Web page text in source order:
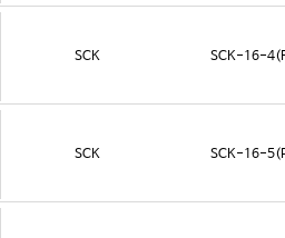
SCK SCK-16-
SCK SCK-16-